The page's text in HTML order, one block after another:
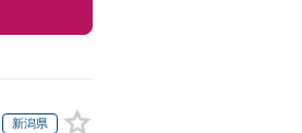
新潟県